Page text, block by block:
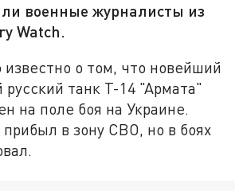
военные журналисты из
Watch.
известно о том, что новейший
танк Т-14 "Армата"
на поле боя на Украине.
в зону СВО, но в боях